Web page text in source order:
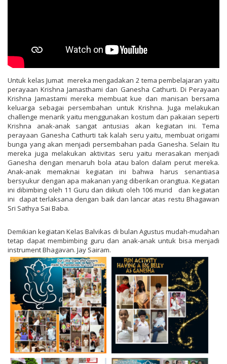
Untuk kelas Jumat mereka mengadakan 2 tema pembelajaran yaitu
perayaan Krishna Jamasthami dan Ganesha Cathurti. Di Perayaan
Krishna Jamastami mereka membuat kue dan manisan bersama
keluarga sebagai persembahan untuk Krishna. Juga melakukan
challenge menarik yaitu menggunakan kostum dan pakaian seperti
Krishna anak-anak sangat antusias akan kegiatan ini. Tema
perayaan Ganesha Cathurti tak kalah seru yaitu, membuat origami
bunga yang akan menjadi persembahan pada Ganesha. Selain Itu
mereka juga melakukan aktivitas seru yaitu merasakan menjadi
Ganesha dengan menaruh bola atau balon dalam perut mereka.
Anak-anak memaknai kegiatan ini bahwa harus senantiasa
bersyukur dengan apa makanan yang diberikan orangtua. Kegiatan
ini dibimbing oleh 11 Guru dan diikuti oleh 106 murid dan kegiatan
ini dapat terlaksana dengan baik dan lancar atas restu Bhagawan
Sri Sathya Sai Baba.
Demikian kegiatan Kelas Balvikas di bulan Agustus mudah-mudahan
tetap dapat membimbing guru dan anak-anak untuk bisa menjadi
instrument Bhagavan. Jay Sairam.